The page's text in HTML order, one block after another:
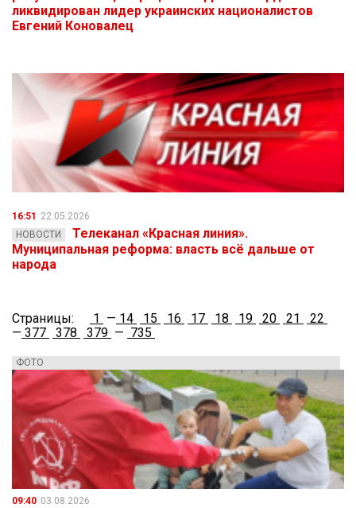
ликвидирован лидер украинских националистов
Евгений Коновалец
16:51
22.05.2026
НОВОСТИ
Телеканал «Красная линия».
Муниципальная реформа: власть всё дальше от
народа
Страницы: 1 — 14 15 16 17 18 19 20 21
22
— 377 378 379 — 735
ФОТО
09:40 03.08.2026